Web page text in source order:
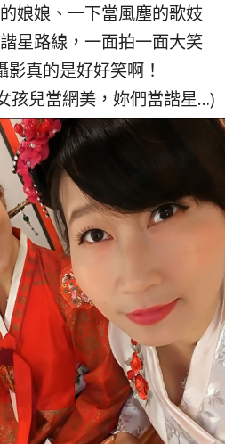
娘娘、一下當風塵的歌妓
星路線，一面拍一面大笑
影真的是好好笑啊！
孩兒當網美，妳們當諧星…)